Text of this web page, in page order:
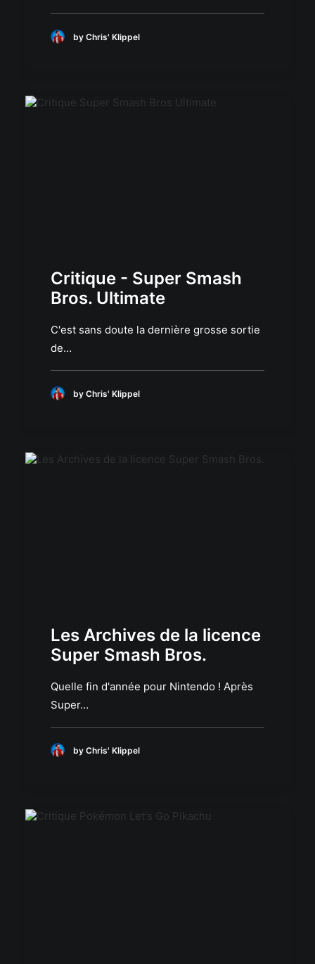
by Chris' Klippel
Critique - Super Smash
Bros. Ultimate
C'est sans doute la dernière grosse sortie
de…
by Chris' Klippel
Les Archives de la licence
Super Smash Bros.
Quelle fin d'année pour Nintendo ! Après
Super…
by Chris' Klippel